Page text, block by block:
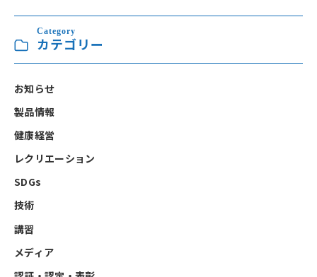
Category
カテゴリー
お知らせ
製品情報
健康経営
レクリエーション
SDGs
技術
講習
メディア